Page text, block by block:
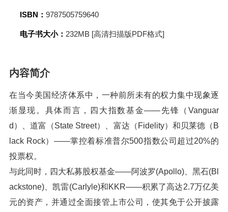
ISBN： 9787505759640
电子书大小： 232MB [高清扫描版PDF格式]
内容简介
在当今美国经济体系中，一种前所未有的权力集中现象逐
渐显现。具体而言，四大指数基金——先锋（Vanguar
d）、道富（State Street）、富达（Fidelity）和贝莱德（B
lack Rock）——掌控着标准普尔500指数公司超过20%的
投票权。
与此同时，四大私募股权基金——阿波罗(Apollo)、黑石(Bl
ackstone)、凯雷(Carlyle)和KKR——积累了高达2.7万亿美
元的资产，并通过全面接管上市公司，使其免于公开披露